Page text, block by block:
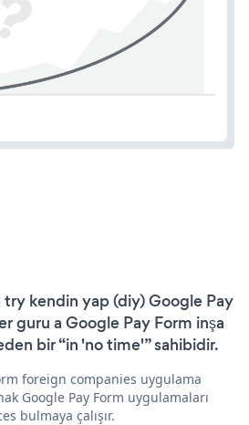
try kendin yap (diy) Google Pay
guru a Google Pay Form inşa
bir “in 'no time'” sahibidir.
foreign companies uygulama
Google Pay Form uygulamaları
bulmaya çalışır.